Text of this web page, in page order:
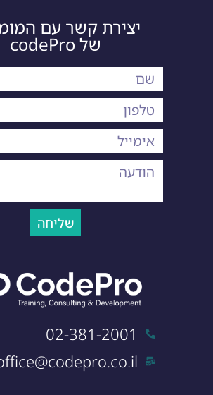
יצירת קשר עם
של codePro
שליחה
02-381-2001